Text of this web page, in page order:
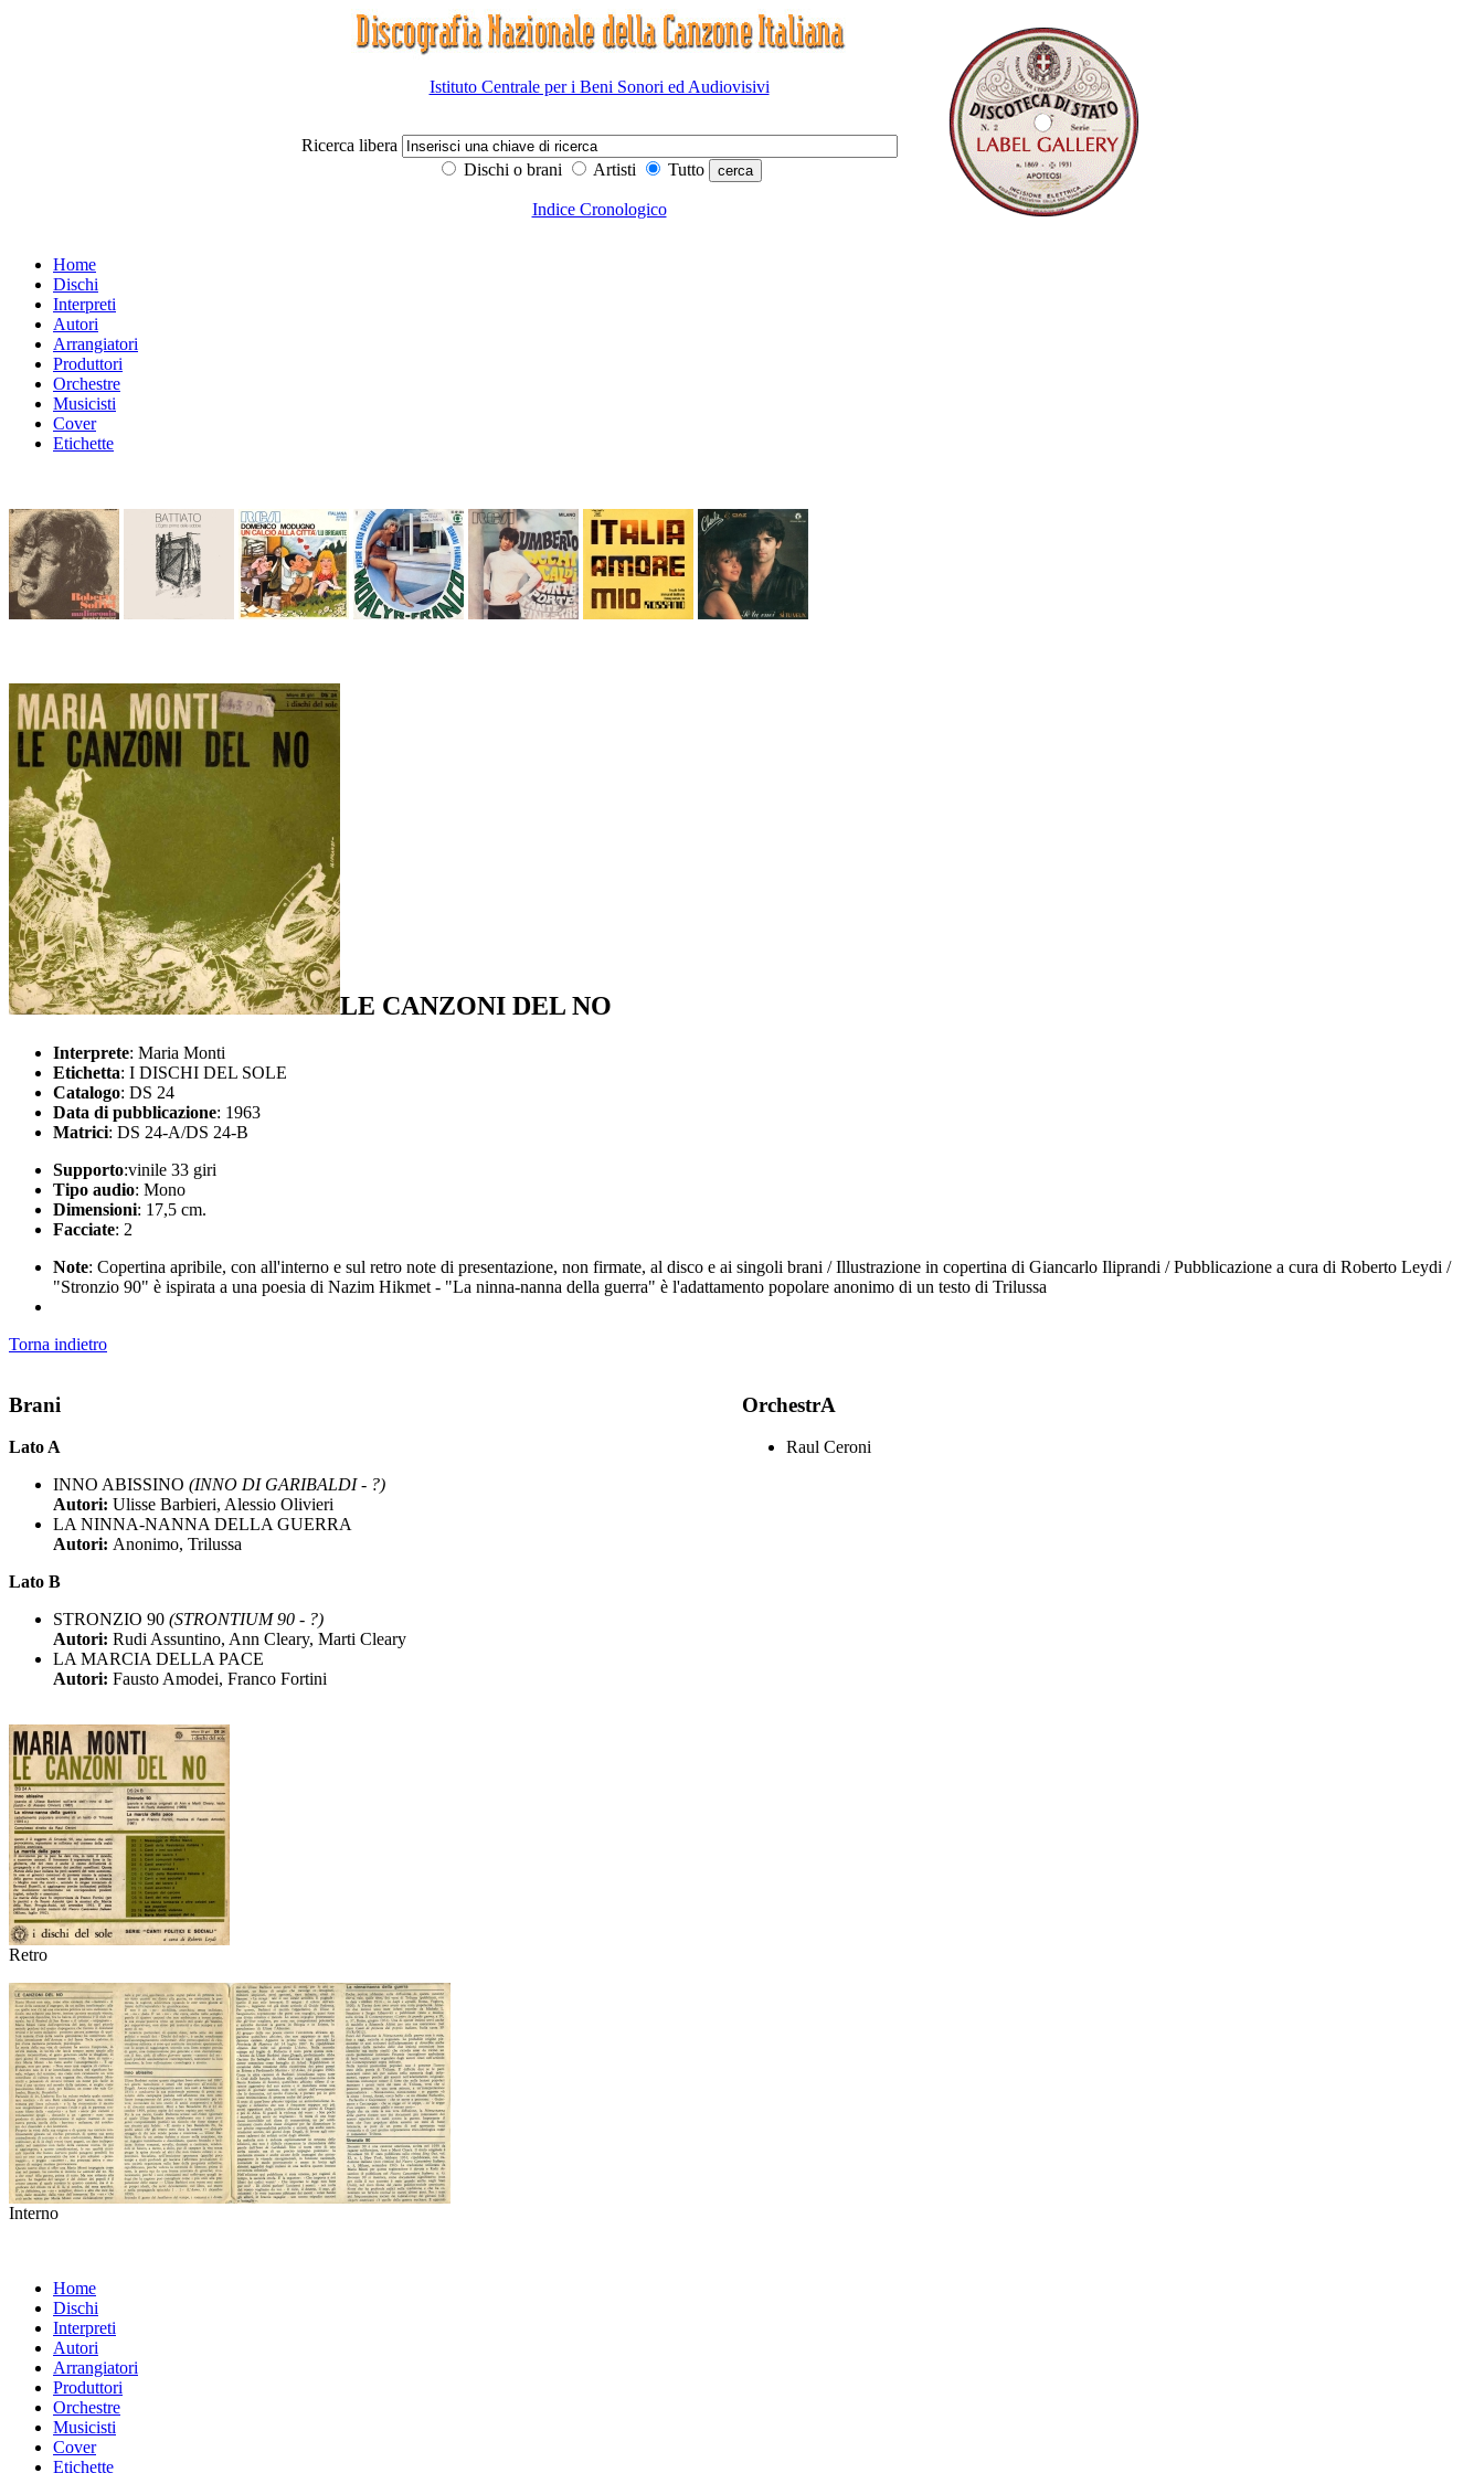
Istituto Centrale per i Beni Sonori ed Audiovisivi
Ricerca libera
Dischi o brani
Artisti Tutto
Indice Cronologico
Home
Dischi
Interpreti
Autori
Arrangiatori
Produttori
Orchestre
Musicisti
Cover
Etichette
LE CANZONI DEL NO
Interprete: Maria Monti
Etichetta: I DISCHI DEL SOLE
Catalogo: DS 24
Data di pubblicazione: 1963
Matrici: DS 24-A/DS 24-B
Supporto:vinile 33 giri
Tipo audio: Mono
Dimensioni: 17,5 cm.
Facciate: 2
Note: Copertina apribile, con all'interno e sul retro note di presentazione, non firmate, al disco e ai singoli brani / Illustrazione in copertina di Giancarlo Iliprandi / Pubblicazione a cura di Roberto Leydi /
"Stronzio 90" è ispirata a una poesia di Nazim Hikmet - "La ninna-nanna della guerra" è l'adattamento popolare anonimo di un testo di Trilussa
Torna indietro
Brani
Lato A
INNO ABISSINO (INNO DI GARIBALDI - ?)
Autori: Ulisse Barbieri, Alessio Olivieri
LA NINNA-NANNA DELLA GUERRA
Autori: Anonimo, Trilussa
Lato B
STRONZIO 90 (STRONTIUM 90 - ?)
Autori: Rudi Assuntino, Ann Cleary, Marti Cleary
LA MARCIA DELLA PACE
Autori: Fausto Amodei, Franco Fortini
OrchestrA
Raul Ceroni
Retro
Interno
Home
Dischi
Interpreti
Autori
Arrangiatori
Produttori
Orchestre
Musicisti
Cover
Etichette